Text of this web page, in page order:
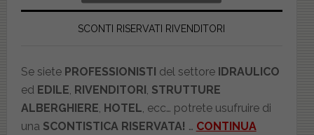
SCONTI RISERVATI RIVENDITORI
Se siete PROFESSIONISTI del settore IDRAULICO
ed EDILE, RIVENDITORI , STRUTTURE
ALBERGHIERE, HOTEL, ecc… potrete usufruire di
una SCONTISTICA RISERVATA! … CONTINUA